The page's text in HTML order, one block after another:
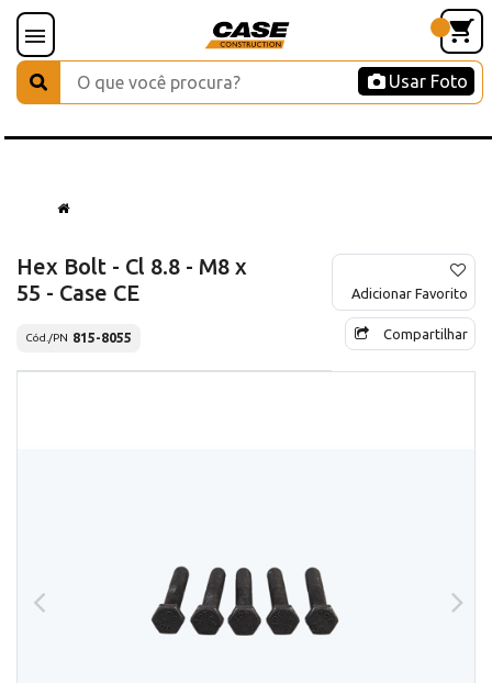
Usar Foto
Hex Bolt - Cl 8.8 - M8 x
55 - Case CE
Cód./PN 815-8055
Adicionar Favorito
Compartilhar